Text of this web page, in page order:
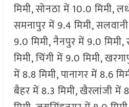
मिमी, सोनठा में 10.0 मिमी,
समनापुर में 9.4 मिमी,
9.0 मिमी, नैनपुर में 9.0
मिमी, चिंगी में 9.0 मिमी,
में 8.8 मिमी, पानागर में 8.6
बैहर में 8.3 मिमी, खैरलांजी में